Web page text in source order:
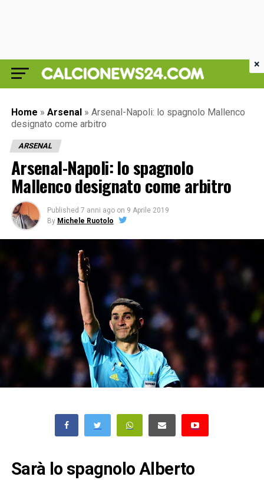
Home » Arsenal » Arsenal-Napoli: lo spagnolo Mallenco
designato come arbitro
ARSENAL
Arsenal-Napoli: lo spagnolo
Mallenco designato come arbitro
Published 7 anni ago on 9 Aprile 2019
By Michele Ruotolo
Sarà lo spagnolo Alberto
×